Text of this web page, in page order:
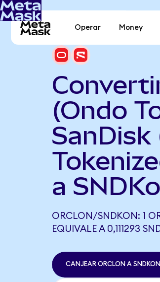
Operar Money
(Ondo
SanDisk
a
ORCLON/SNDKON: 1
EQUIVALE A 0,111293
CANJEAR ORCLON A SNDKON